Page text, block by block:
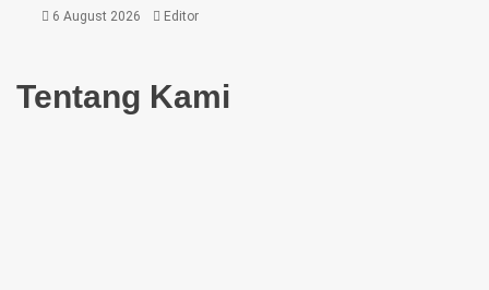
6 August 2026 Editor
Tentang Kami